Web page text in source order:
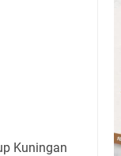
Kuningan